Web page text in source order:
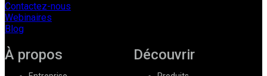
Contactez-nous
Webinaires
Blog
À propos Découvrir